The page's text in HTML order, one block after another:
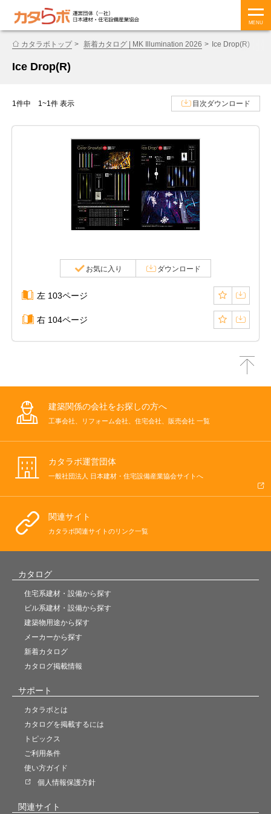
MENU
カタラボトップ 新着カタログ | MK Illumination 2026 Ice Drop(R)
Ice Drop(R)
1件中 1~1件 表示 目次ダウンロード
お気に入り ダウンロード
左 103ページ
右 104ページ
建築関係の会社をお探しの方へ
工事会社、リフォーム会社、住宅会社、販売会社 一覧
カタラボ運営団体
一般社団法人 日本建材・住宅設備産業協会サイトへ
関連サイト
カタラボ関連サイトのリンク一覧
カタログ
住宅系建材・設備から探す
ビル系建材・設備から探す
建築物用途から探す
メーカーから探す
新着カタログ
カタログ掲載情報
サポート
カタラボとは
カタログを掲載するには
トピックス
ご利用条件
使い方ガイド
個人情報保護方針
関連サイト